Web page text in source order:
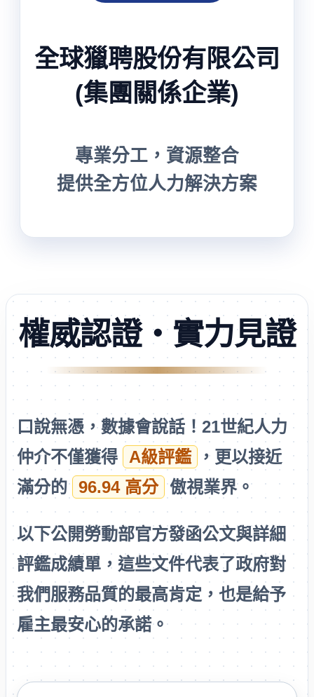
全球獵聘股份有限公司
(集團關係企業)
專業分工，資源整合
提供全方位人力解決方案
權威認證・實力見證
口說無憑，數據會說話！21世紀人力
仲介不僅獲得
A級評鑑
，更以接近
滿分的 96.94 高分 傲視業界。
以下公開勞動部官方發函公文與詳細
評鑑成績單 ，這些文件代表了政府對
我們服務品質的最高肯定，也是給予
雇主最安心的承諾。